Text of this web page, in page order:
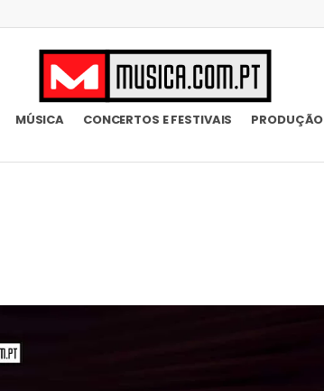
MÚSICA CONCERTOS E FESTIVAIS PRODUÇÃO